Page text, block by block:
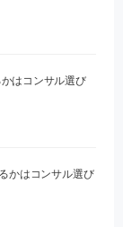
はコンサル選び
かはコンサル選び